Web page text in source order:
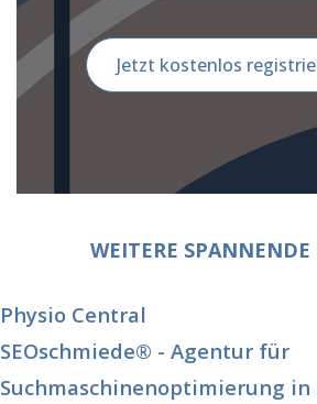
Jetzt kostenlos
WEITERE
Physio Central
SEOschmiede® - Agentur für
Suchmaschinenoptimierung in